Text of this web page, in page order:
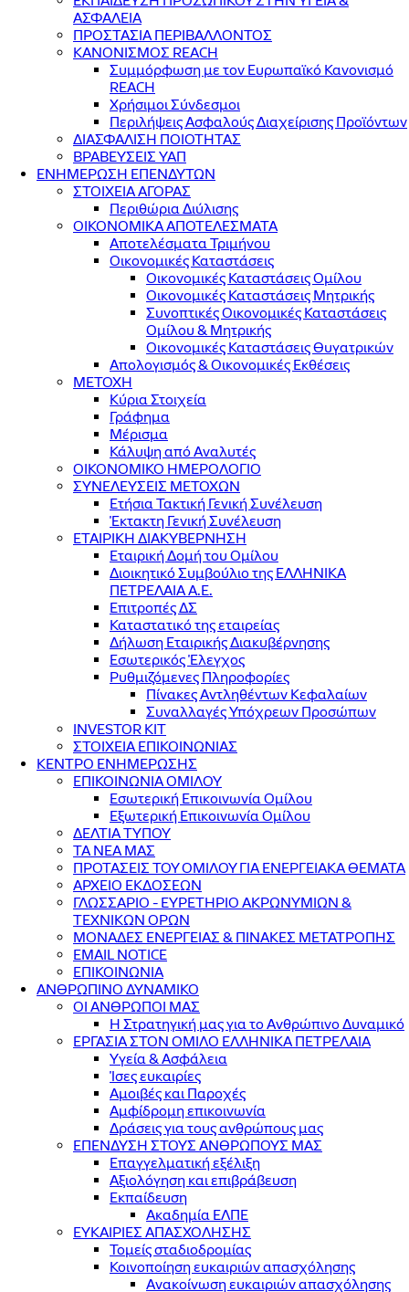
ΑΣΦΑΛΕΙΑ
ΠΡΟΣΤΑΣΙΑ ΠΕΡΙΒΑΛΛΟΝΤΟΣ
ΚΑΝΟΝΙΣΜΟΣ REACH
Συμμόρφωση με τον Ευρωπαϊκό Κανονισμό
REACH
Χρήσιμοι Σύνδεσμοι
Περιλήψεις Ασφαλούς Διαχείρισης Προϊόντων
ΔΙΑΣΦΑΛΙΣΗ ΠΟΙΟΤΗΤΑΣ
ΒΡΑΒΕΥΣΕΙΣ ΥΑΠ
ΕΝΗΜΕΡΩΣΗ ΕΠΕΝΔΥΤΩΝ
ΣΤΟΙΧΕΙΑ ΑΓΟΡΑΣ
Περιθώρια Διύλισης
ΟΙΚΟΝΟΜΙΚΑ ΑΠΟΤΕΛΕΣΜΑΤΑ
Αποτελέσματα Τριμήνου
Οικονομικές Καταστάσεις
Οικονομικές Καταστάσεις Ομίλου
Οικονομικές Καταστάσεις Μητρικής
Συνοπτικές Οικονομικές Καταστάσεις
Ομίλου & Μητρικής
Οικονομικές Καταστάσεις Θυγατρικών
Απολογισμός & Οικονομικές Εκθέσεις
ΜΕΤΟΧΗ
Κύρια Στοιχεία
Γράφημα
Μέρισμα
Κάλυψη από Αναλυτές
ΟΙΚΟΝΟΜΙΚΟ ΗΜΕΡΟΛΟΓΙΟ
ΣΥΝΕΛΕΥΣΕΙΣ ΜΕΤΟΧΩΝ
Ετήσια Τακτική Γενική Συνέλευση
Έκτακτη Γενική Συνέλευση
ΕΤΑΙΡΙΚΗ ΔΙΑΚΥΒΕΡΝΗΣΗ
Εταιρική Δομή του Ομίλου
Διοικητικό Συμβούλιο της ΕΛΛΗΝΙΚΑ
ΠΕΤΡΕΛΑΙΑ Α.Ε.
Επιτροπές ΔΣ
Καταστατικό της εταιρείας
Δήλωση Εταιρικής Διακυβέρνησης
Εσωτερικός Έλεγχος
Ρυθμιζόμενες Πληροφορίες
Πίνακες Αντληθέντων Κεφαλαίων
Συναλλαγές Υπόχρεων Προσώπων
INVESTOR KIT
ΣΤΟΙΧΕΙΑ ΕΠΙΚΟΙΝΩΝΙΑΣ
ΚΕΝΤΡΟ ΕΝΗΜΕΡΩΣΗΣ
ΕΠΙΚΟΙΝΩΝΙΑ ΟΜΙΛΟΥ
Εσωτερική Επικοινωνία Ομίλου
Εξωτερική Επικοινωνία Ομίλου
ΔΕΛΤΙΑ ΤΥΠΟΥ
ΤΑ ΝΕΑ ΜΑΣ
ΠΡΟΤΑΣΕΙΣ ΤΟΥ ΟΜΙΛΟΥ ΓΙΑ ΕΝΕΡΓΕΙΑΚΑ ΘΕΜΑΤΑ
ΑΡΧΕΙΟ ΕΚΔΟΣΕΩΝ
ΓΛΩΣΣΑΡΙΟ - ΕΥΡΕΤΗΡΙΟ ΑΚΡΩΝΥΜΙΩΝ &
ΤΕΧΝΙΚΩΝ ΟΡΩΝ
ΜΟΝΑΔΕΣ ΕΝΕΡΓΕΙΑΣ & ΠΙΝΑΚΕΣ ΜΕΤΑΤΡΟΠΗΣ
EMAIL NOTICE
ΕΠΙΚΟΙΝΩΝΙΑ
ΑΝΘΡΩΠΙΝΟ ΔΥΝΑΜΙΚΟ
ΟΙ ΑΝΘΡΩΠΟΙ ΜΑΣ
Η Στρατηγική μας για το Ανθρώπινο Δυναμικό
ΕΡΓΑΣΙΑ ΣΤΟΝ ΟΜΙΛΟ ΕΛΛΗΝΙΚΑ ΠΕΤΡΕΛΑΙΑ
Υγεία & Ασφάλεια
Ίσες ευκαιρίες
Αμοιβές και Παροχές
Αμφίδρομη επικοινωνία
Δράσεις για τους ανθρώπους μας
ΕΠΕΝΔΥΣΗ ΣΤΟΥΣ ΑΝΘΡΩΠΟΥΣ ΜΑΣ
Επαγγελματική εξέλιξη
Αξιολόγηση και επιβράβευση
Εκπαίδευση
Ακαδημία ΕΛΠΕ
ΕΥΚΑΙΡΙΕΣ ΑΠΑΣΧΟΛΗΣΗΣ
Τομείς σταδιοδρομίας
Κοινοποίηση ευκαιριών απασχόλησης
Ανακοίνωση ευκαιριών απασχόλησης